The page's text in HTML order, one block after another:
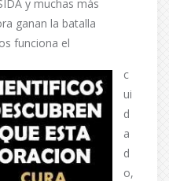
y muchas más
ganan la batalla
funciona el
c
ui
d
a
d
o,